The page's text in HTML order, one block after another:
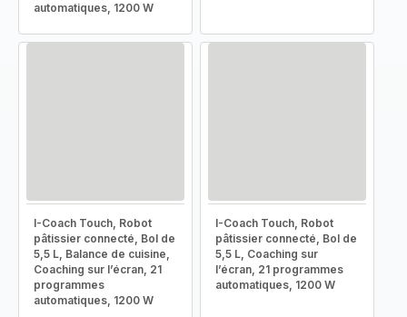
automatiques, 1200 W
I-Coach Touch, Robot
pâtissier connecté, Bol de
5,5 L, Balance de cuisine,
Coaching sur l’écran, 21
programmes
automatiques, 1200 W
I-Coach Touch, Robot
pâtissier connecté, Bol de
5,5 L, Coaching sur
l’écran, 21 programmes
automatiques, 1200 W